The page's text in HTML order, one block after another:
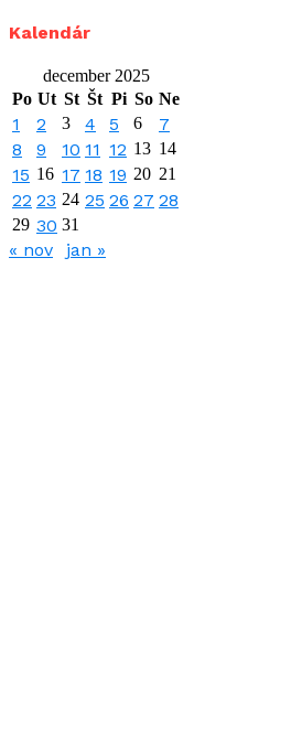
Kalendár
december 2025
Po Ut St Št Pi So Ne
1 2 3 4 5 6
7
8
9 10 11 12 13 14
15 16 17 18 19 20 21
22 23 24 25 26 27 28
29 30 31
« nov jan »